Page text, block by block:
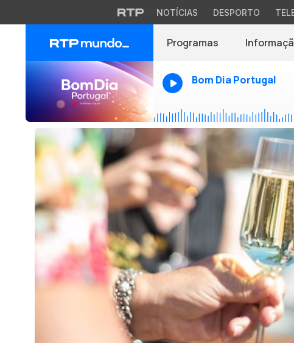
NOTÍCIAS DESPORTO
Programas
Bom Dia Portugal